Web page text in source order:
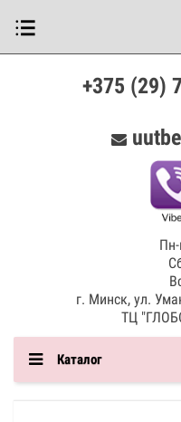
+375 (29)
г. Минск, ул.
ТЦ
Каталог